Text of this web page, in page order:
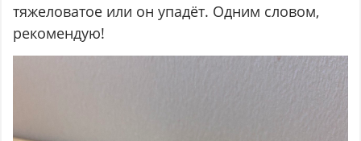
тяжеловатое или он упадёт. Одним словом,
рекомендую!